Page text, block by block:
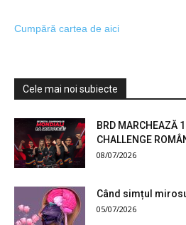
Cumpără cartea de aici
Cele mai noi subiecte
BRD MARCHEAZĂ
CHALLENGE
08/07/2026
Când simțul
05/07/2026